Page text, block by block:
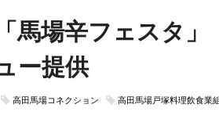
馬場辛フェスタ
ー提供
高田馬場コネクション 高田馬場戸塚料理飲食業